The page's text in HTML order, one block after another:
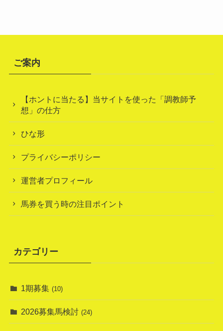
ご案内
【ホントに当たる】当サイトを使った「調教師予
想」の仕方
ひな形
プライバシーポリシー
運営者プロフィール
馬券を買う時の注目ポイント
カテゴリー
1期募集 (10)
2026募集馬検討 (24)